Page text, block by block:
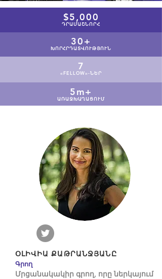
$5,000
ԴՐԱՄԱՇՆՈՐՀ
30+
ԽՈՐՀՐԴԱՏՎՈՒԹՅՈՒՆ
7
«FELLOW»-ՆԵՐ
5m+
ԱՌԱՋԽԱՂԱՑՈՒՄ
ՕԼԻՎԻԱ ՔԱԹՐԱՆՋՅԱՆԸ
Գրող
Մրցանակակիր գրող, որը ներկայում